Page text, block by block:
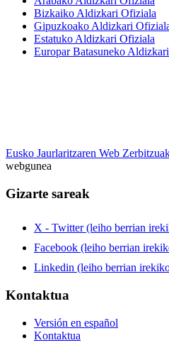
Bizkaiko Aldizkari Ofiziala
Gipuzkoako Aldizkari
Estatuko Aldizkari Ofiziala
Europar Batasuneko
Eusko Jaurlaritzaren Web
webgunea
Gizarte sareak
X - Twitter (leiho berrian
Facebook (leiho berrian
Linkedin (leiho berrian
Kontaktua
Versión en español
Kontaktua